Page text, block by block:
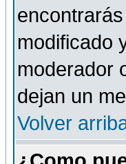
modificado
moderador
dejan un
Volver